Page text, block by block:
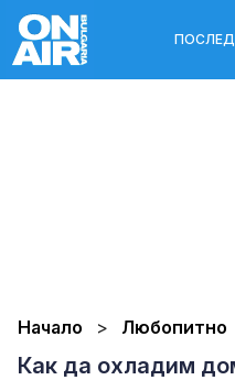
Начало Любопитно
Как да охладим